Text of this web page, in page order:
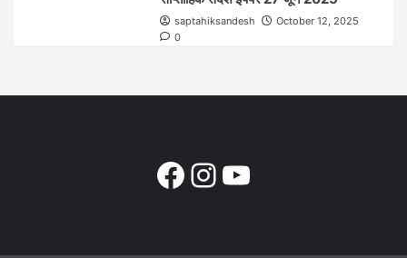
saptahiksandesh
October 12, 2025
0
Facebook
Instagram
YouTube